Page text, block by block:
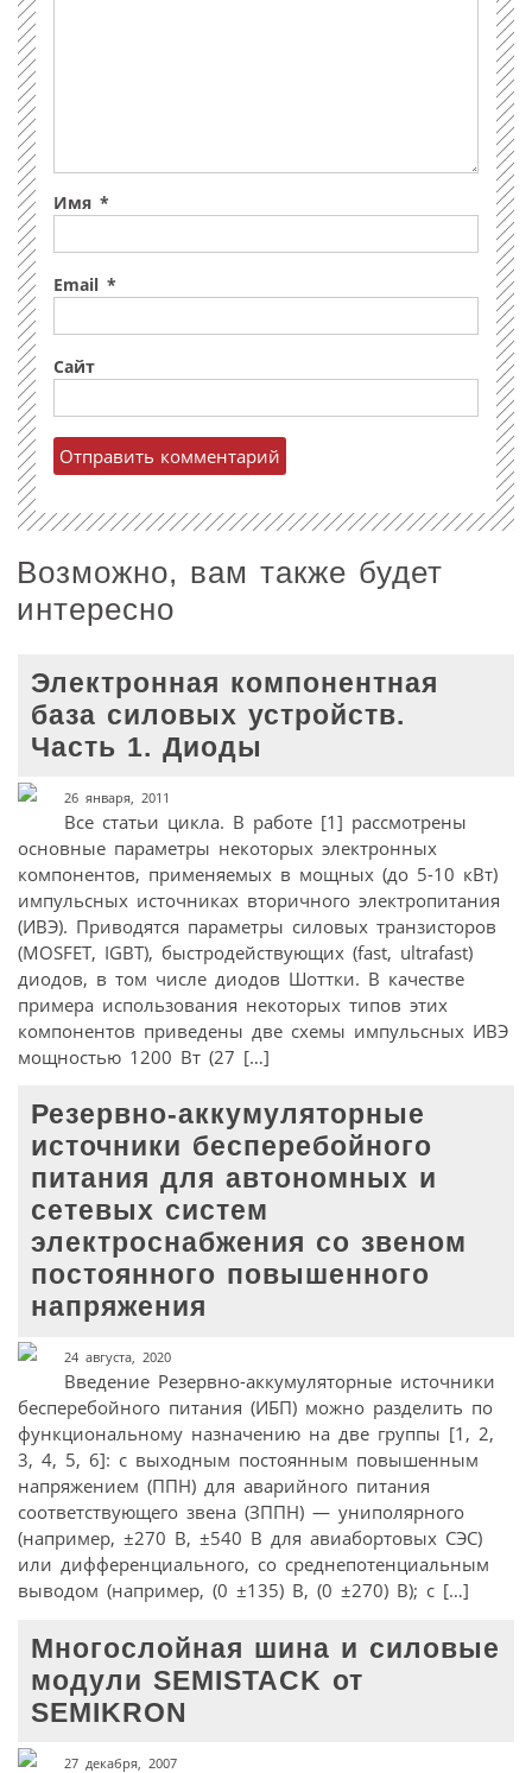
Имя *
Email *
Сайт
Возможно, вам также будет
интересно
Электронная компонентная
база силовых устройств.
Часть 1. Диоды
26 января, 2011
Все статьи цикла. В работе [1] рассмотрены
основные параметры некоторых электронных
компонентов, применяемых в мощных (до 5-10 кВт)
импульсных источниках вторичного электропитания
(ИВЭ). Приводятся параметры силовых транзисторов
(MOSFET, IGBT), быстродействующих (fast, ultrafast)
диодов, в том числе диодов Шоттки. В качестве
примера использования некоторых типов этих
компонентов приведены две схемы импульсных ИВЭ
мощностью 1200 Вт (27 […]
Резервно-аккумуляторные
источники бесперебойного
питания для автономных и
сетевых систем
электроснабжения со звеном
постоянного повышенного
напряжения
24 августа, 2020
Введение Резервно-аккумуляторные источники
бесперебойного питания (ИБП) можно разделить по
функциональному назначению на две группы [1, 2,
3, 4, 5, 6]: с выходным постоянным повышенным
напряжением (ППН) для аварийного питания
соответствующего звена (ЗППН) — униполярного
(например, ±270 В, ±540 В для авиабортовых СЭС)
или дифференциального, со среднепотенциальным
выводом (например, (0 ±135) В, (0 ±270) В); с […]
Многослойная шина и силовые
модули SEMISTACK от
SEMIKRON
27 декабря, 2007